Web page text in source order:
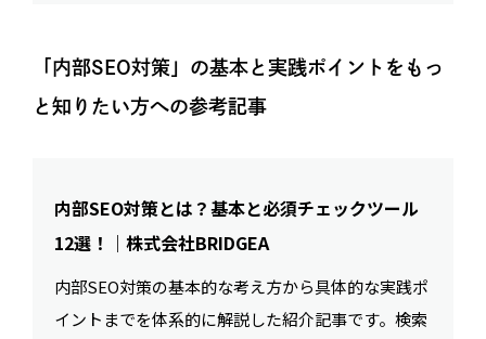
「内部SEO対策」の基本と実践ポイントをもっ
と知りたい方への参考記事
内部SEO対策とは？基本と必須チェックツール
12選！｜株式会社BRIDGEA
内部SEO対策の基本的な考え方から具体的な実践ポ
イントまでを体系的に解説した紹介記事です。検索